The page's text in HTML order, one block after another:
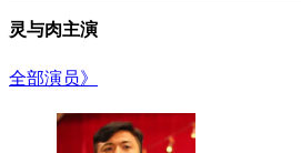
灵与肉主演
全部演员》